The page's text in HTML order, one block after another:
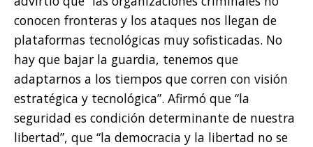
conocen fronteras y los ataques nos llegan de
plataformas tecnológicas muy sofisticadas. No
hay que bajar la guardia, tenemos que
adaptarnos a los tiempos que corren con visión
estratégica y tecnológica”. Afirmó que “la
seguridad es condición determinante de nuestra
libertad”, que “la democracia y la libertad no se